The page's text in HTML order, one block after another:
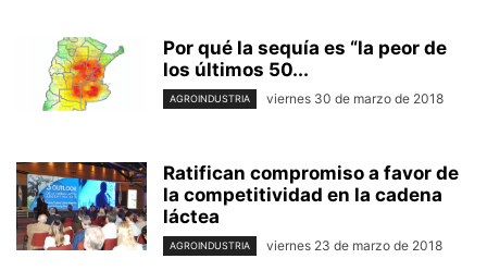
Por qué la sequía es “la peor de
los últimos 50...
AGROINDUSTRIA viernes 30 de marzo de 2018
Ratifican compromiso a favor de
la competitividad en la cadena
láctea
AGROINDUSTRIA viernes 23 de marzo de 2018